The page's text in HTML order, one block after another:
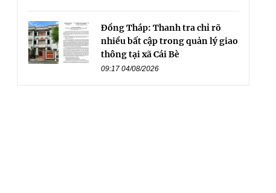
Đồng Tháp: Thanh tra chỉ rõ
nhiều bất cập trong quản lý giao
thông tại xã Cái Bè
09:17 04/08/2026